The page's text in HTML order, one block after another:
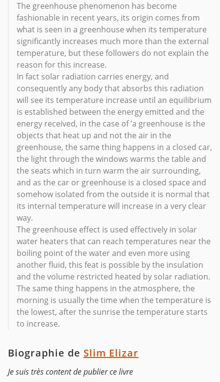
The greenhouse phenomenon has become
fashionable in recent years, its origin comes from
what is seen in a greenhouse when its temperature
significantly increases much more than the external
temperature, but these followers do not explain the
reason for this increase.
In fact solar radiation carries energy, and
consequently any body that absorbs this radiation
will see its temperature increase until an equilibrium
is established between the energy emitted and the
energy received, in the case of ’a greenhouse is the
objects that heat up and not the air in the
greenhouse, the same thing happens in a closed car,
the light through the windows warms the table and
the seats which in turn warm the air surrounding,
and as the car or greenhouse is a closed space and
somehow isolated from the outside it is normal that
its internal temperature will increase in a very clear
way.
The greenhouse effect is used effectively in solar
water heaters that can reach temperatures near the
boiling point of the water and even more using
another fluid, this feat is possible by the insulation
and the volume restricted heated by solar radiation.
The same thing happens in the atmosphere, the
morning is usually the time when the temperature is
the lowest, after the sunrise the temperature starts
to increase.
Biographie de Slim Elizar
Je suis très content de publier ce livre